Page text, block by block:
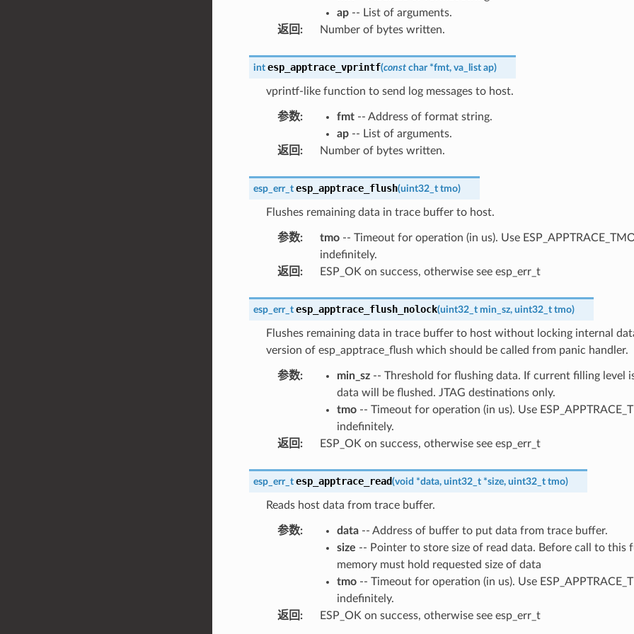
ap-- List of arguments.
返回 : Number of bytes written.
int esp_apptrace_vprintf(const char *fmt, va_list ap)
vprintf-like function to send log messages to host.
参数: fmt-- Address of format string.
ap-- List of arguments.
返回 : Number of bytes written.
esp_err_t esp_apptrace_flush(uint32_t tmo)
Flushes remaining data in trace buffer to host.
参数: tmo-- Timeout for operation (in us). Use
indefinitely.
返回 : ESP_OK on success, otherwise see esp_err_t
esp_err_t esp_apptrace_flush_nolock(uint32_t min_sz, uint32_t tmo)
Flushes remaining data in trace buffer to host without locking internal
version of esp_apptrace_flush which should be called from panic handler.
参数: min_sz-- Threshold for flushing data. If current filling level
data will be flushed. JTAG destinations only.
tmo-- Timeout for operation (in us). Use
indefinitely.
返回 : ESP_OK on success, otherwise see esp_err_t
esp_err_t esp_apptrace_read(void *data, uint32_t *size, uint32_t tmo)
Reads host data from trace buffer.
参数: data-- Address of buffer to put data from trace buffer.
size -- Pointer to store size of read data. Before call to this
memory must hold requested size of data
tmo-- Timeout for operation (in us). Use
indefinitely.
返回 : ESP_OK on success, otherwise see esp_err_t